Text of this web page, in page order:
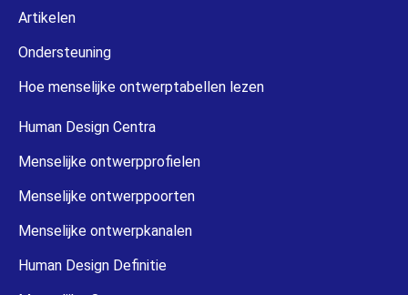
Artikelen
Ondersteuning
Hoe menselijke ontwerptabellen lezen
Human Design Centra
Menselijke ontwerpprofielen
Menselijke ontwerppoorten
Menselijke ontwerpkanalen
Human Design Definitie